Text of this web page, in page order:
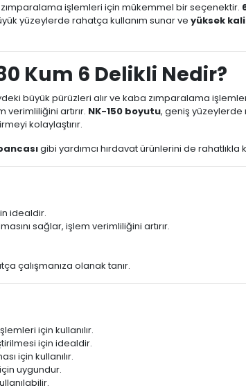
zımparalama işlemleri için mükemmel bir seçenektir.
yüzeylerde rahatça kullanım sunar ve yüksek
Kum 6 Delikli Nedir?
büyük pürüzleri alır ve kaba zımparalama
verimliliğini artırır. NK-150 boyutu, geniş yüzeylerde
kolaylaştırır.
gibi yardımcı hırdavat ürünlerini de rahatlıkla
idealdir.
sağlar, işlem verimliliğini artırır.
çalışmanıza olanak tanır.
için kullanılır.
için idealdir.
için kullanılır.
uygundur.